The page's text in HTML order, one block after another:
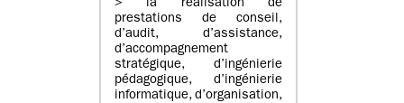
> la réalisation de
prestations de conseil,
d’audit, d’assistance,
d’accompagnement
stratégique, d’ingénierie
pédagogique, d’ingénierie
informatique, d’organisation,